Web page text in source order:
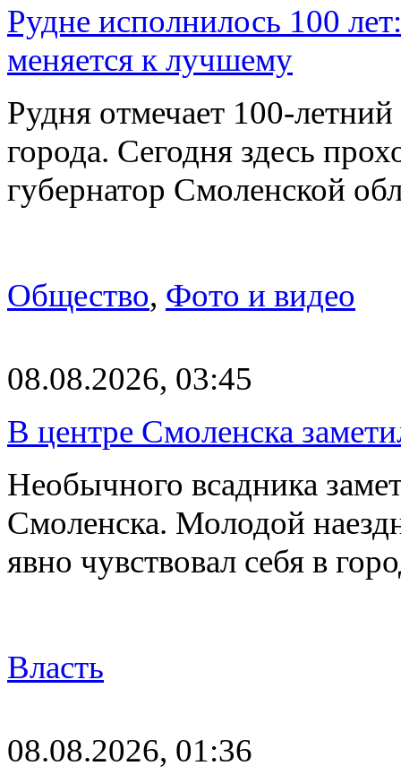
Рудне исполнилось 100
меняется к лучшему
Рудня отмечает 100-
города. Сегодня здесь
губернатор Смоленской
Общество, Фото и видео
08.08.2026, 03:45
В центре Смоленска
Необычного всадника
Смоленска. Молодой
явно чувствовал себя в
Власть
08.08.2026, 01:36